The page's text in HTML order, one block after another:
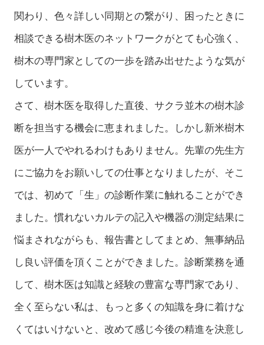
関わり、色々詳しい同期との繋がり、困ったときに
相談できる樹木医のネットワークがとても心強く、
樹木の専門家としての一歩を踏み出せたような気が
しています。
さて、樹木医を取得した直後、サクラ並木の樹木診
断を担当する機会に恵まれました。しかし新米樹木
医が一人でやれるわけもありません。先輩の先生方
にご協力をお願いしての仕事となりましたが、そこ
では、初めて「生」の診断作業に触れることができ
ました。慣れないカルテの記入や機器の測定結果に
悩まされながらも、報告書としてまとめ、無事納品
し良い評価を頂くことができました。診断業務を通
して、樹木医は知識と経験の豊富な専門家であり、
全く至らない私は、もっと多くの知識を身に着けな
くてはいけないと、改めて感じ今後の精進を決意し